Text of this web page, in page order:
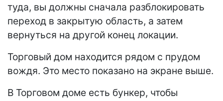
туда, вы должны сначала разблокировать
переход в закрытую область, а затем
вернуться на другой конец локации.
Торговый дом находится рядом с прудом
вождя. Это место показано на экране выше.
В Торговом доме есть бункер, чтобы